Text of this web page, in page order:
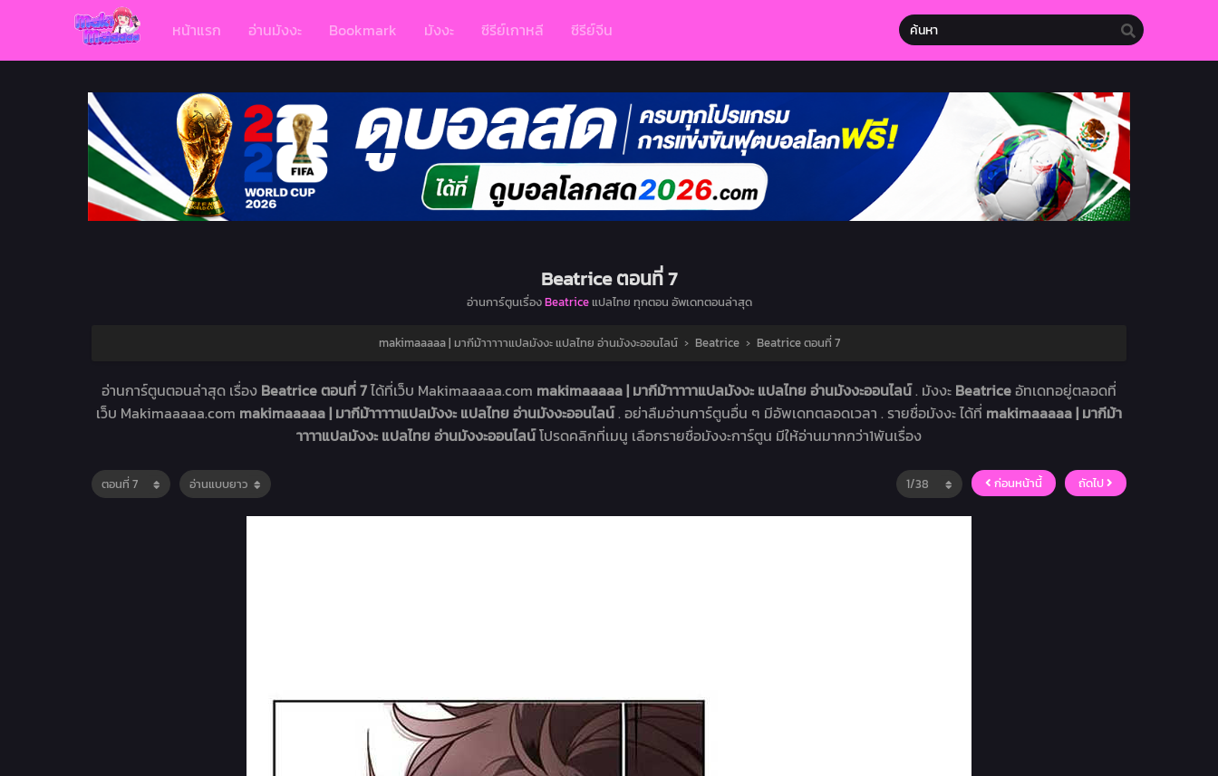
หน้าแรก อ่านมังงะ Bookmark มังงะ ซีรีย์เกาหลี ซีรีย์จีน
Beatrice ตอนที่ 7
อ่านการ์ตูนเรื่องBeatriceแปลไทย ทุกตอน อัพเดทตอนล่าสุด
makimaaaaa | มากีม้าาาาาแปลมังงะ แปลไทย อ่านมังงะออนไลน์ › Beatrice › Beatrice ตอนที่ 7
อ่านการ์ตูนตอนล่าสุด เรื่อง Beatrice ตอนที่ 7ได้ที่เว็บ Makimaaaaa.com makimaaaaa | มากีม้าาาาาแปลมังงะ แปลไทย อ่านมังงะออนไลน์. มังงะ Beatriceอัทเดทอยู่ตลอดที่
เว็บ Makimaaaaa.com makimaaaaa | มากีม้าาาาาแปลมังงะ แปลไทย อ่านมังงะออนไลน์. อย่าลืมอ่านการ์ตูนอื่น ๆ มีอัพเดทตลอดเวลา . รายชื่อมังงะ ได้ที่ makimaaaaa | มากีม้า
าาาาแปลมังงะ แปลไทย อ่านมังงะออนไลน์โปรดคลิกที่เมนู เลือกรายชื่อมังงะการ์ตูน มีให้อ่านมากกว่า1พันเรื่อง
ก่อนหน้านี้ ถัดไป